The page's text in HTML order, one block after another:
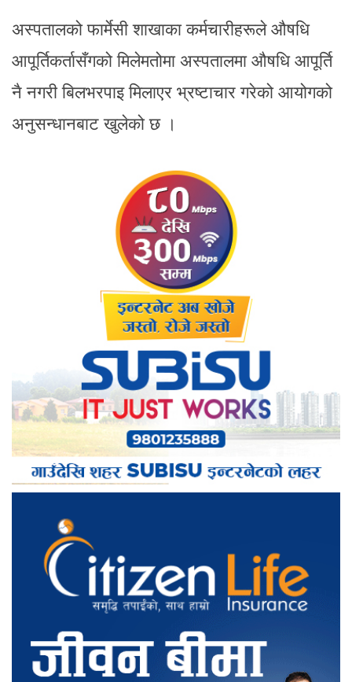
अस्पतालको फार्मेसी शाखाका कर्मचारीहरूले औषधि
आपूर्तिकर्तासँगको मिलेमतोमा अस्पतालमा औषधि आपूर्ति
नै नगरी बिलभरपाइ मिलाएर भ्रष्टाचार गरेको आयोगको
अनुसन्धानबाट खुलेको छ ।